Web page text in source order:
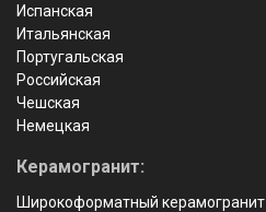
Испанская
Итальянская
Португальская
Российская
Чешская
Немецкая
Керамогранит:
Широкоформатный керамогранит